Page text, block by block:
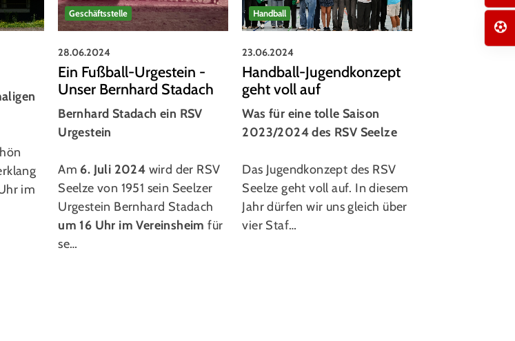
im
Geschäftsstelle
28.06.2024
Ein Fußball-Urgestein -
Unser Bernhard Stadach
Bernhard Stadach ein RSV
Urgestein
Am 6. Juli 2024wird der RSV
Seelze von 1951 sein Seelzer
Urgestein Bernhard Stadach
um 16 Uhr im Vereinsheimfür
se…
Handball
23.06.2024
Handball-Jugendkonzept
geht voll auf
Was für eine tolle Saison
2023/2024 des RSV Seelze
Das Jugendkonzept des RSV
Seelze geht voll auf. In diesem
Jahr dürfen wir uns gleich über
vier Staf…